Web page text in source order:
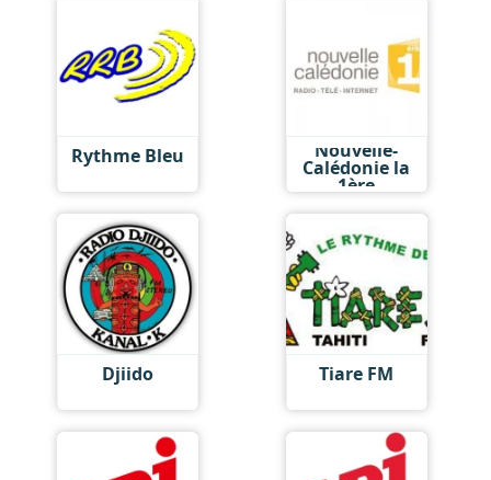
Rythme Bleu Nouvelle-
Calédonie la
1ère
Djiido Tiare FM